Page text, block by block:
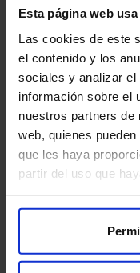
Esta página web
Las cookies de este
el contenido y los
sociales y analizar
información sobre el
nuestros partners de
web, quienes
que les haya
partir del uso que
Consulta i demana